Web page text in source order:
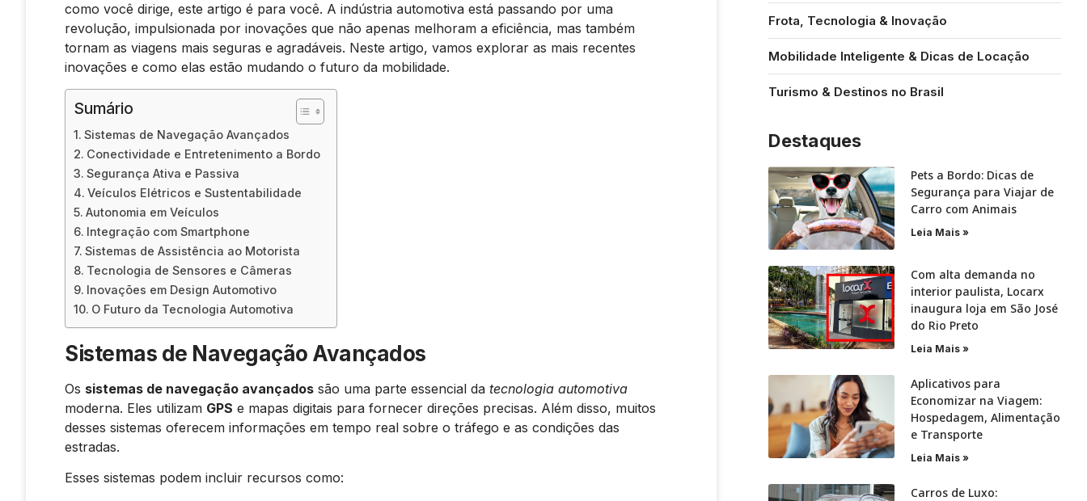
como você dirige, este artigo é para você. A indústria automotiva está passando por uma
revolução, impulsionada por inovações que não apenas melhoram a eficiência, mas também
tornam as viagens mais seguras e agradáveis. Neste artigo, vamos explorar as mais recentes
inovações e como elas estão mudando o futuro da mobilidade.
Sumário
Sistemas de Navegação Avançados
Conectividade e Entretenimento a Bordo
Segurança Ativa e Passiva
Veículos Elétricos e Sustentabilidade
Autonomia em Veículos
Integração com Smartphone
Sistemas de Assistência ao Motorista
Tecnologia de Sensores e Câmeras
Inovações em Design Automotivo
O Futuro da Tecnologia Automotiva
Sistemas de Navegação Avançados
Os sistemas de navegação avançados são uma parte essencial da tecnologia automotiva
moderna. Eles utilizam GPS e mapas digitais para fornecer direções precisas. Além disso, muitos
desses sistemas oferecem informações em tempo real sobre o tráfego e as condições das
estradas.
Esses sistemas podem incluir recursos como:
Frota, Tecnologia & Inovação
Mobilidade Inteligente & Dicas de Locação
Turismo & Destinos no Brasil
Destaques
Pets a Bordo: Dicas de
Segurança para Viajar de
Carro com Animais
Leia Mais »
Com alta demanda no
interior paulista, Locarx
inaugura loja em São José
do Rio Preto
Leia Mais »
Aplicativos para
Economizar na Viagem:
Hospedagem, Alimentação
e Transporte
Leia Mais »
Carros de Luxo: